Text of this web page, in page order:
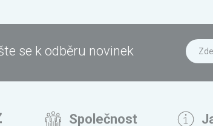
se k odběru novinek
Společnost